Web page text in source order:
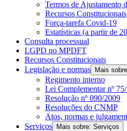
Termos de Ajustamento
Recursos Constitucionais
Força-tarefa Covid-19
Estatísticas (a partir de
Consulta processual
LGPD no MPDFT
Recursos Constitucionais
Legislação e normas
Mais
Regimento interno
Lei Complementar nº
Resolução nº 090/2009
Resoluções do CNMP
Atos, normas e
Serviços
Mais sobre: Serviços